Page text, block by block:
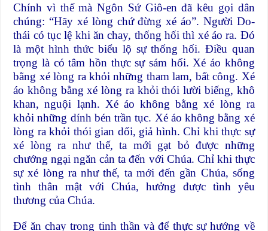
Chính vì thế mà Ngôn Sứ Giô-en đã kêu gọi dân
chúng: “Hãy xé lòng chứ đừng xé áo”. Người Do-
thái có tục lệ khi ăn chay, thống hối thì xé áo ra. Đó
là một hình thức biểu lộ sự thống hối. Điều quan
trọng là có tâm hồn thực sự sám hối. Xé áo không
bằng xé lòng ra khỏi những tham lam, bất công. Xé
áo không bằng xé lòng ra khỏi thói lười biếng, khô
khan, nguội lạnh. Xé áo không bằng xé lòng ra
khỏi những dính bén trần tục. Xé áo không bằng xé
lòng ra khỏi thói gian dối, giả hình. Chỉ khi thực sự
xé lòng ra như thế, ta mới gạt bỏ được những
chướng ngại ngăn cản ta đến với Chúa. Chỉ khi thực
sự xé lòng ra như thế, ta mới đến gần Chúa, sống
tình thân mật với Chúa, hưởng được tình yêu
thương của Chúa.
Để ăn chay trong tinh thần và để thực sự hướng về